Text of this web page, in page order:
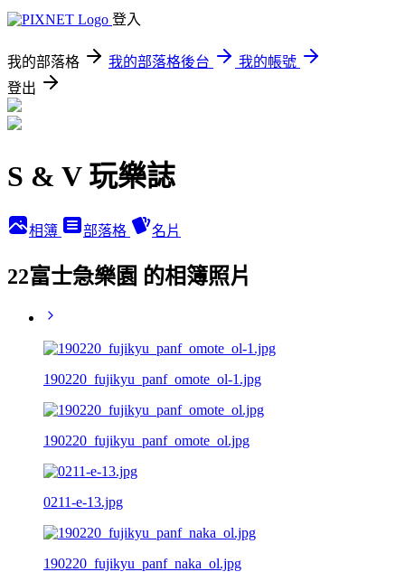
登入
我的部落格 我的部落格後台
我的帳號
登出
S & V 玩樂誌
相簿 部落格 名片
22富士急樂園 的相簿照片
190220_fujikyu_panf_omote_ol-1.jpg
190220_fujikyu_panf_omote_ol.jpg
0211-e-13.jpg
190220_fujikyu_panf_naka_ol.jpg